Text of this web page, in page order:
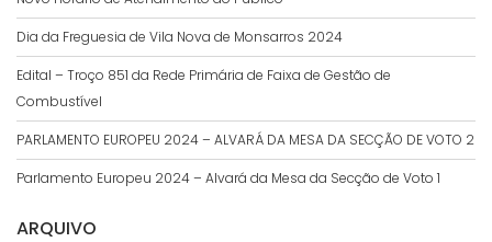
Dia da Freguesia de Vila Nova de Monsarros 2024
Edital – Troço 851 da Rede Primária de Faixa de Gestão de
Combustível
PARLAMENTO EUROPEU 2024 – ALVARÁ DA MESA DA SECÇÃO DE VOTO 2
Parlamento Europeu 2024 – Alvará da Mesa da Secção de Voto 1
ARQUIVO